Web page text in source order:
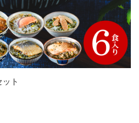
ト